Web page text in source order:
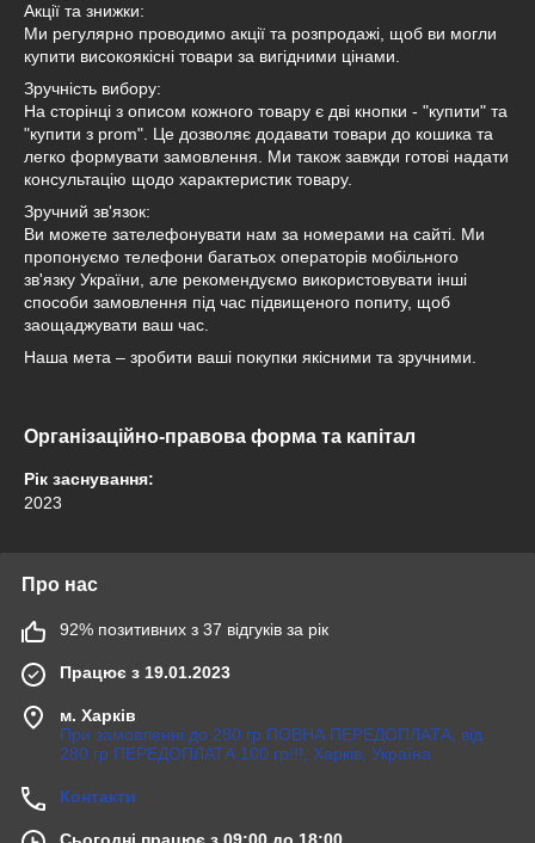
Акції та знижки:
Ми регулярно проводимо акції та розпродажі, щоб ви могли
купити високоякісні товари за вигідними цінами.
Зручність вибору:
На сторінці з описом кожного товару є дві кнопки - "купити" та
"купити з prom". Це дозволяє додавати товари до кошика та
легко формувати замовлення. Ми також завжди готові надати
консультацію щодо характеристик товару.
Зручний зв'язок:
Ви можете зателефонувати нам за номерами на сайті. Ми
пропонуємо телефони багатьох операторів мобільного
зв'язку України, але рекомендуємо використовувати інші
способи замовлення під час підвищеного попиту, щоб
заощаджувати ваш час.
Наша мета – зробити ваші покупки якісними та зручними.
Організаційно-правова форма та капітал
Рік заснування:
2023
Про нас
92% позитивних з 37 відгуків за рік
Працює з 19.01.2023
м. Харків
При замовленні до 280 гр ПОВНА ПЕРЕДОПЛАТА, від
280 гр ПЕРЕДОПЛАТА 100 гр!!!, Харків, Україна
Контакти